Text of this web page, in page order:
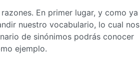
En primer lugar, y como ya
nuestro vocabulario, lo cual nos
de sinónimos podrás conocer
ejemplo.